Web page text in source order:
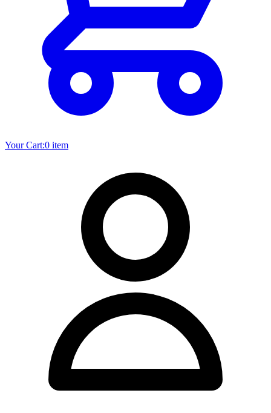
Your Cart:0 item